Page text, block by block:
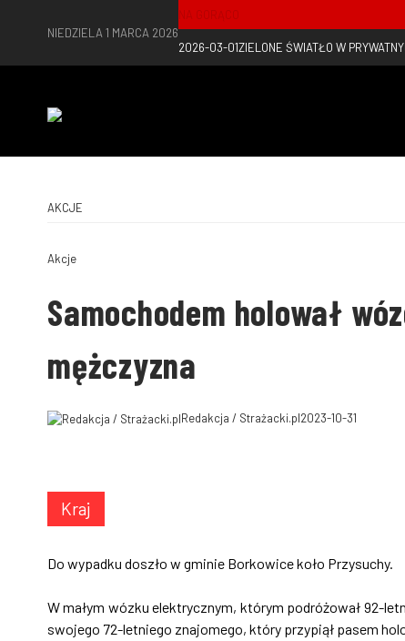
NIEDZIELA 1 MARCA 2026
NA GORĄCO
2026-03-01ZIELONE ŚWIATŁO W
AKCJE
Akcje
Samochodem holował
mężczyzna
Redakcja / Strażacki.pl2023-10-31
Kraj
Do wypadku doszło w gminie Borkowice koło Przysuchy.
W małym wózku elektrycznym, którym podróżował 92-
swojego 72-letniego znajomego, który przypiął pasem